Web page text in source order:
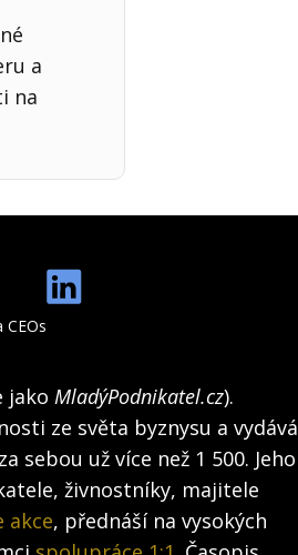
a
na
jako MladýPodnikatel.cz).
ze světa byznysu a vydává
sebou už více než 1 500. Jeho
živnostníky, majitele
akce, přednáší na vysokých